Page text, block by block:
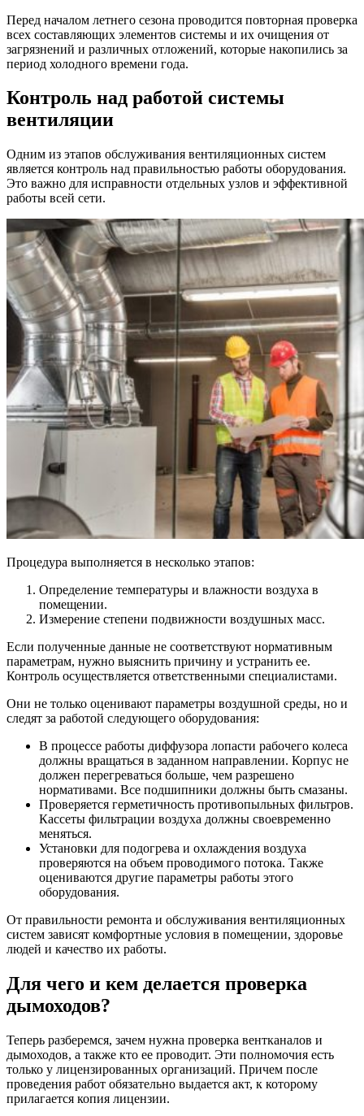
Перед началом летнего сезона проводится повторная проверка
всех составляющих элементов системы и их очищения от
загрязнений и различных отложений, которые накопились за
период холодного времени года.
Контроль над работой системы
вентиляции
Одним из этапов обслуживания вентиляционных систем
является контроль над правильностью работы оборудования.
Это важно для исправности отдельных узлов и эффективной
работы всей сети.
Процедура выполняется в несколько этапов:
Определение температуры и влажности воздуха в
помещении.
Измерение степени подвижности воздушных масс.
Если полученные данные не соответствуют нормативным
параметрам, нужно выяснить причину и устранить ее.
Контроль осуществляется ответственными специалистами.
Они не только оценивают параметры воздушной среды, но и
следят за работой следующего оборудования:
В процессе работы диффузора лопасти рабочего колеса
должны вращаться в заданном направлении. Корпус не
должен перегреваться больше, чем разрешено
нормативами. Все подшипники должны быть смазаны.
Проверяется герметичность противопыльных фильтров.
Кассеты фильтрации воздуха должны своевременно
меняться.
Установки для подогрева и охлаждения воздуха
проверяются на объем проводимого потока. Также
оцениваются другие параметры работы этого
оборудования.
От правильности ремонта и обслуживания вентиляционных
систем зависят комфортные условия в помещении, здоровье
людей и качество их работы.
Для чего и кем делается проверка
дымоходов?
Теперь разберемся, зачем нужна проверка вентканалов и
дымоходов, а также кто ее проводит. Эти полномочия есть
только у лицензированных организаций. Причем после
проведения работ обязательно выдается акт, к которому
прилагается копия лицензии.